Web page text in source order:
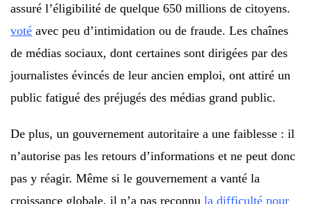
assuré l’éligibilité de quelque 650 millions de citoyens.
voté avec peu d’intimidation ou de fraude. Les chaînes
de médias sociaux, dont certaines sont dirigées par des
journalistes évincés de leur ancien emploi, ont attiré un
public fatigué des préjugés des médias grand public.
De plus, un gouvernement autoritaire a une faiblesse : il
n’autorise pas les retours d’informations et ne peut donc
pas y réagir. Même si le gouvernement a vanté la
croissance globale, il n’a pas reconnu la difficulté pour